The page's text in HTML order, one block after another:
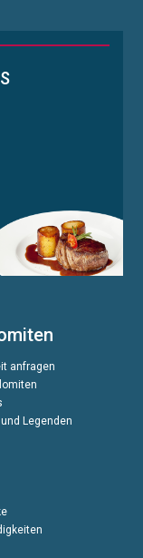
anfragen
Legenden